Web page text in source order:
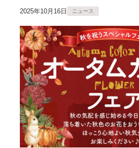
2025年10月16日 ニュース